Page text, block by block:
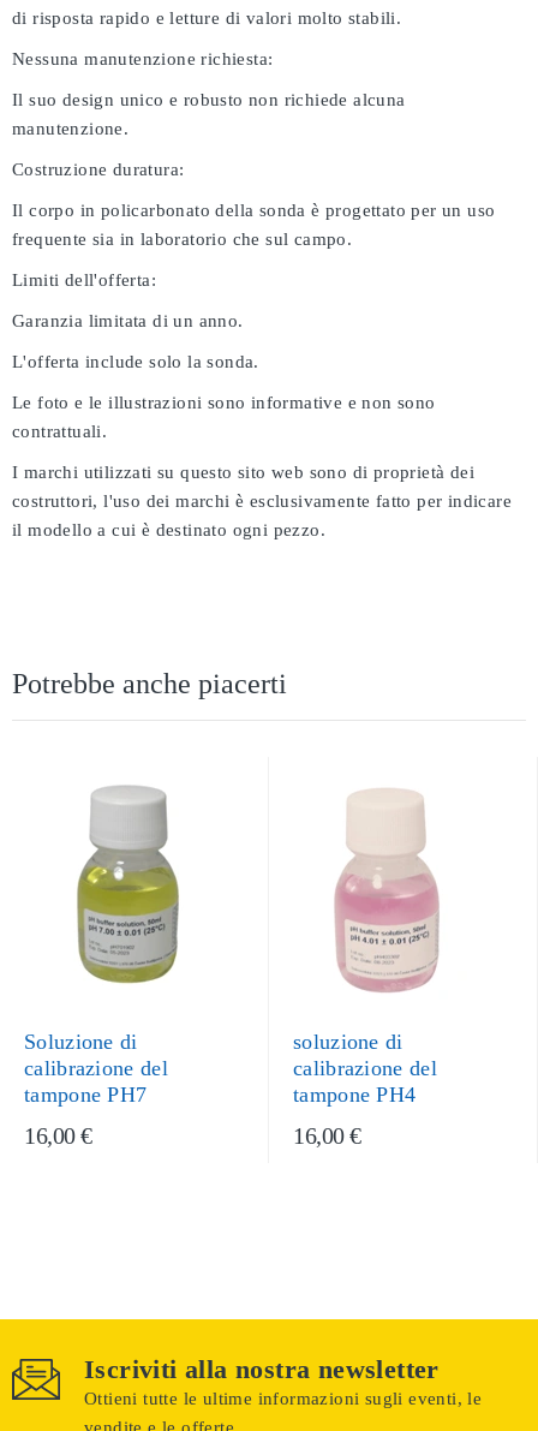
di risposta rapido e letture di valori molto stabili.
Nessuna manutenzione richiesta:
Il suo design unico e robusto non richiede alcuna
manutenzione.
Costruzione duratura:
Il corpo in policarbonato della sonda è progettato per un uso
frequente sia in laboratorio che sul campo.
Limiti dell'offerta:
Garanzia limitata di un anno.
L'offerta include solo la sonda.
Le foto e le illustrazioni sono informative e non sono
contrattuali.
I marchi utilizzati su questo sito web sono di proprietà dei
costruttori, l'uso dei marchi è esclusivamente fatto per indicare
il modello a cui è destinato ogni pezzo.
Potrebbe anche piacerti
Soluzione di
calibrazione del
tampone PH7
16,00 €
soluzione di
calibrazione del
tampone PH4
16,00 €
Iscriviti alla nostra newsletter
Ottieni tutte le ultime informazioni sugli eventi, le